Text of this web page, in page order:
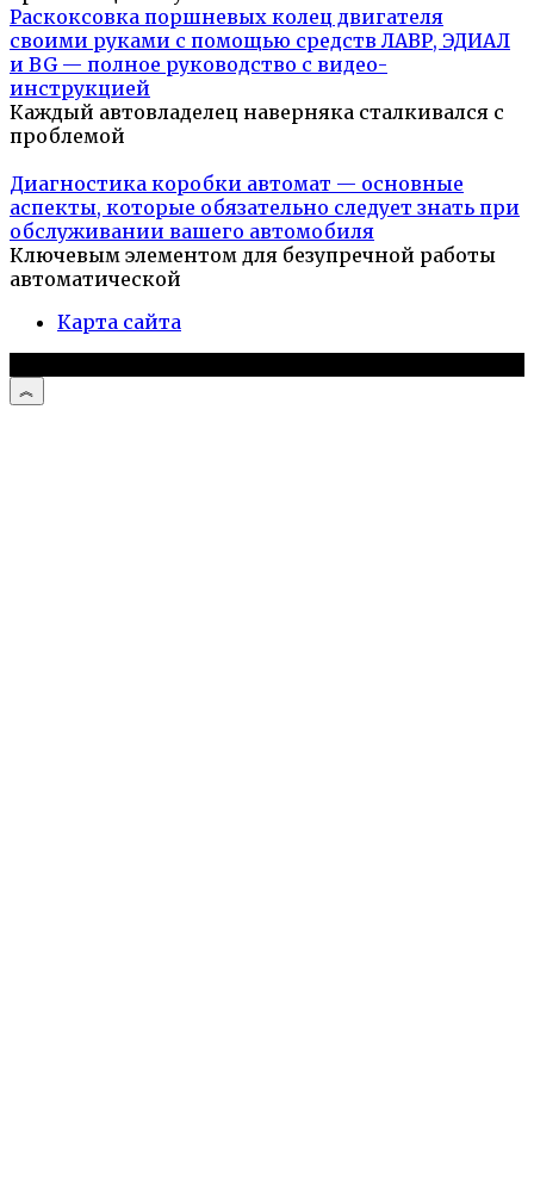
Раскоксовка поршневых колец двигателя
своими руками с помощью средств ЛАВР, ЭДИАЛ
и BG — полное руководство с видео-
инструкцией
Каждый автовладелец наверняка сталкивался с
проблемой
Диагностика коробки автомат — основные
аспекты, которые обязательно следует знать при
обслуживании вашего автомобиля
Ключевым элементом для безупречной работы
автоматической
Карта сайта